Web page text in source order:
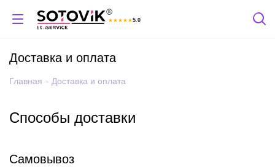
★ ★ ★ ★ ★5.0
Отзывы Яндекс
Доставка и оплата
Главная - Доставка и оплата
Способы доставки
Самовывоз